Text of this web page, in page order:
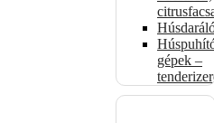
Húspuhító
gépek –